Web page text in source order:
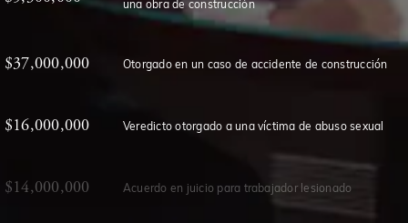
$37,000,000 Otorgado en un caso de accidente de construcción
$16,000,000 Veredicto otorgado a una víctima de abuso sexual
$14,000,000 Acuerdo en juicio para trabajador lesionado
$12,157,000 Acuerdo en un caso de descarrilamiento de tren